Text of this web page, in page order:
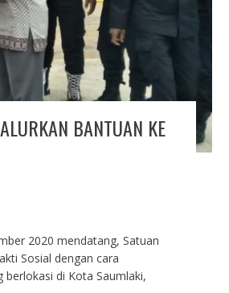
BANTUAN KE
2020 mendatang, Satuan
Sosial dengan cara
di Kota Saumlaki,